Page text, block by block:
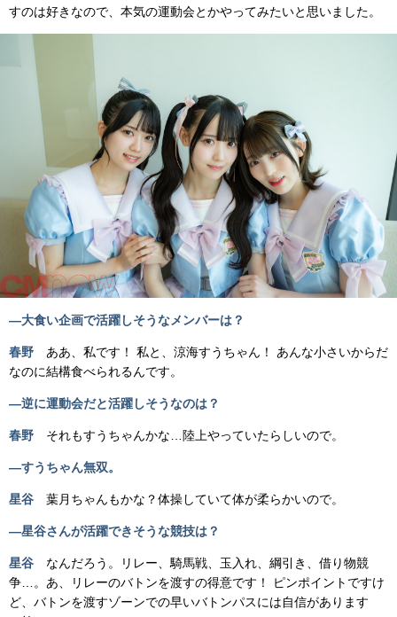
すのは好きなので、本気の運動会とかやってみたいと思いました。
―大食い企画で活躍しそうなメンバーは？
春野 ああ、私です！ 私と、涼海すうちゃん！ あんな小さいからだ
なのに結構食べられるんです。
―逆に運動会だと活躍しそうなのは？
春野 それもすうちゃんかな…陸上やっていたらしいので。
―すうちゃん無双。
星谷 葉月ちゃんもかな？体操していて体が柔らかいので。
―星谷さんが活躍できそうな競技は？
星谷 なんだろう。リレー、騎馬戦、玉入れ、綱引き、借り物競
争…。あ、リレーのバトンを渡すの得意です！ ピンポイントですけ
ど、バトンを渡すゾーンでの早いバトンパスには自信があります